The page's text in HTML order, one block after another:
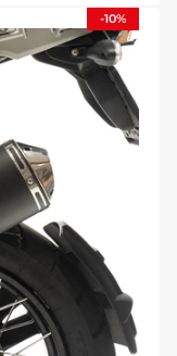
-10%